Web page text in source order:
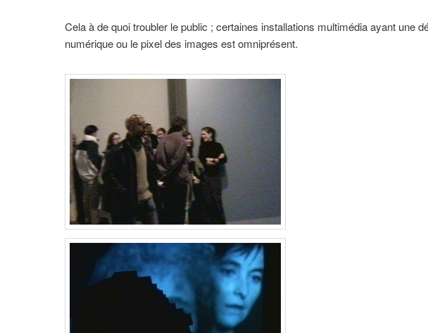
Cela à de quoi troubler le public ; certaines installations multimédia ayant une
numérique ou le pixel des images est omniprésent.